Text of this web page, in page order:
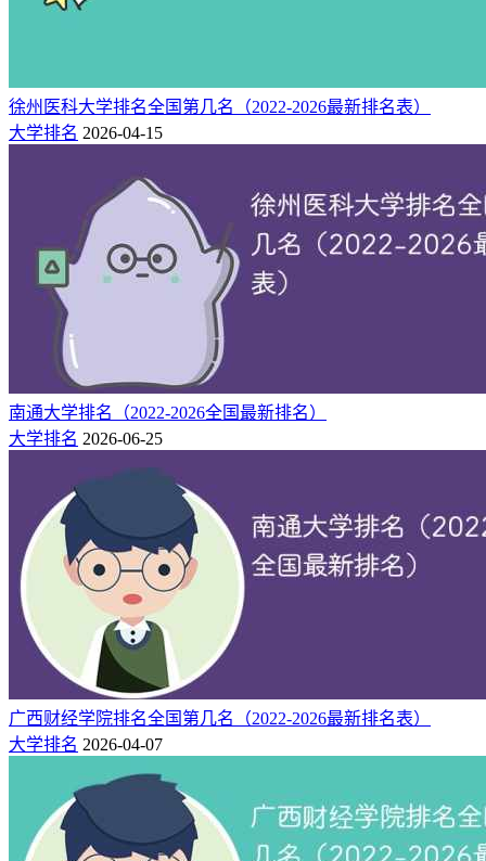
全国高职院校排名（I类）第217位。
地
2025
217（I
类）
内蒙古化工职业学
院
内蒙
古
区域高水平高职院
校
内蒙古化工职业学
院
古
校
以上参考的为校友会排名数据，校友会将中国高职院校按
照优势学科进行了分类，Ⅰ类院校为以工学门类学科专业为优
势的高职院校，Ⅱ类院校为以理学及人文社科门类学科专业为
优势的高职院校，Ⅲ类院校为以艺术、体育、经济、管理、农
学、教育学、医学等门类学科专业为优势的高职院校。
2.内蒙古化工职业学院全国排名一览表（金平果版）
按金平果公布的中国高职院校排行榜数据看，内蒙古化工职业
全国排名 院校
类型
2024
300 内蒙古化工职业学院 内蒙古 理工
2023
308 内蒙古化工职业学院 内蒙古 理工
2022
内蒙古化工职业学院
二：内蒙古化工职业学院内排名一览表
（2025）
在内蒙古内内蒙古化工职业学院排名仅次于包头职业技术学
院，排名第4位。
省内
排名
院校名称 办学层次 所在地
性
质
全国排
名
徐州医科大学排名全国第几名（2022-2026最新排名表）
大学排名 2026-04-15
南通大学排名（2022-2026全国最新排名）
大学排名 2026-06-25
广西财经学院排名全国第几名（2022-2026最新排名表）
大学排名 2026-04-07